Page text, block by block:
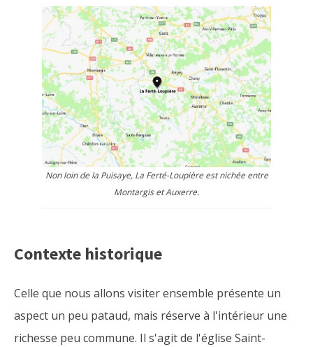
Non loin de la Puisaye, La Ferté-Loupière est nichée entre
Montargis et Auxerre.
Contexte historique
Celle que nous allons visiter ensemble présente un
aspect un peu pataud, mais réserve à l'intérieur une
richesse peu commune. Il s'agit de l'église Saint-